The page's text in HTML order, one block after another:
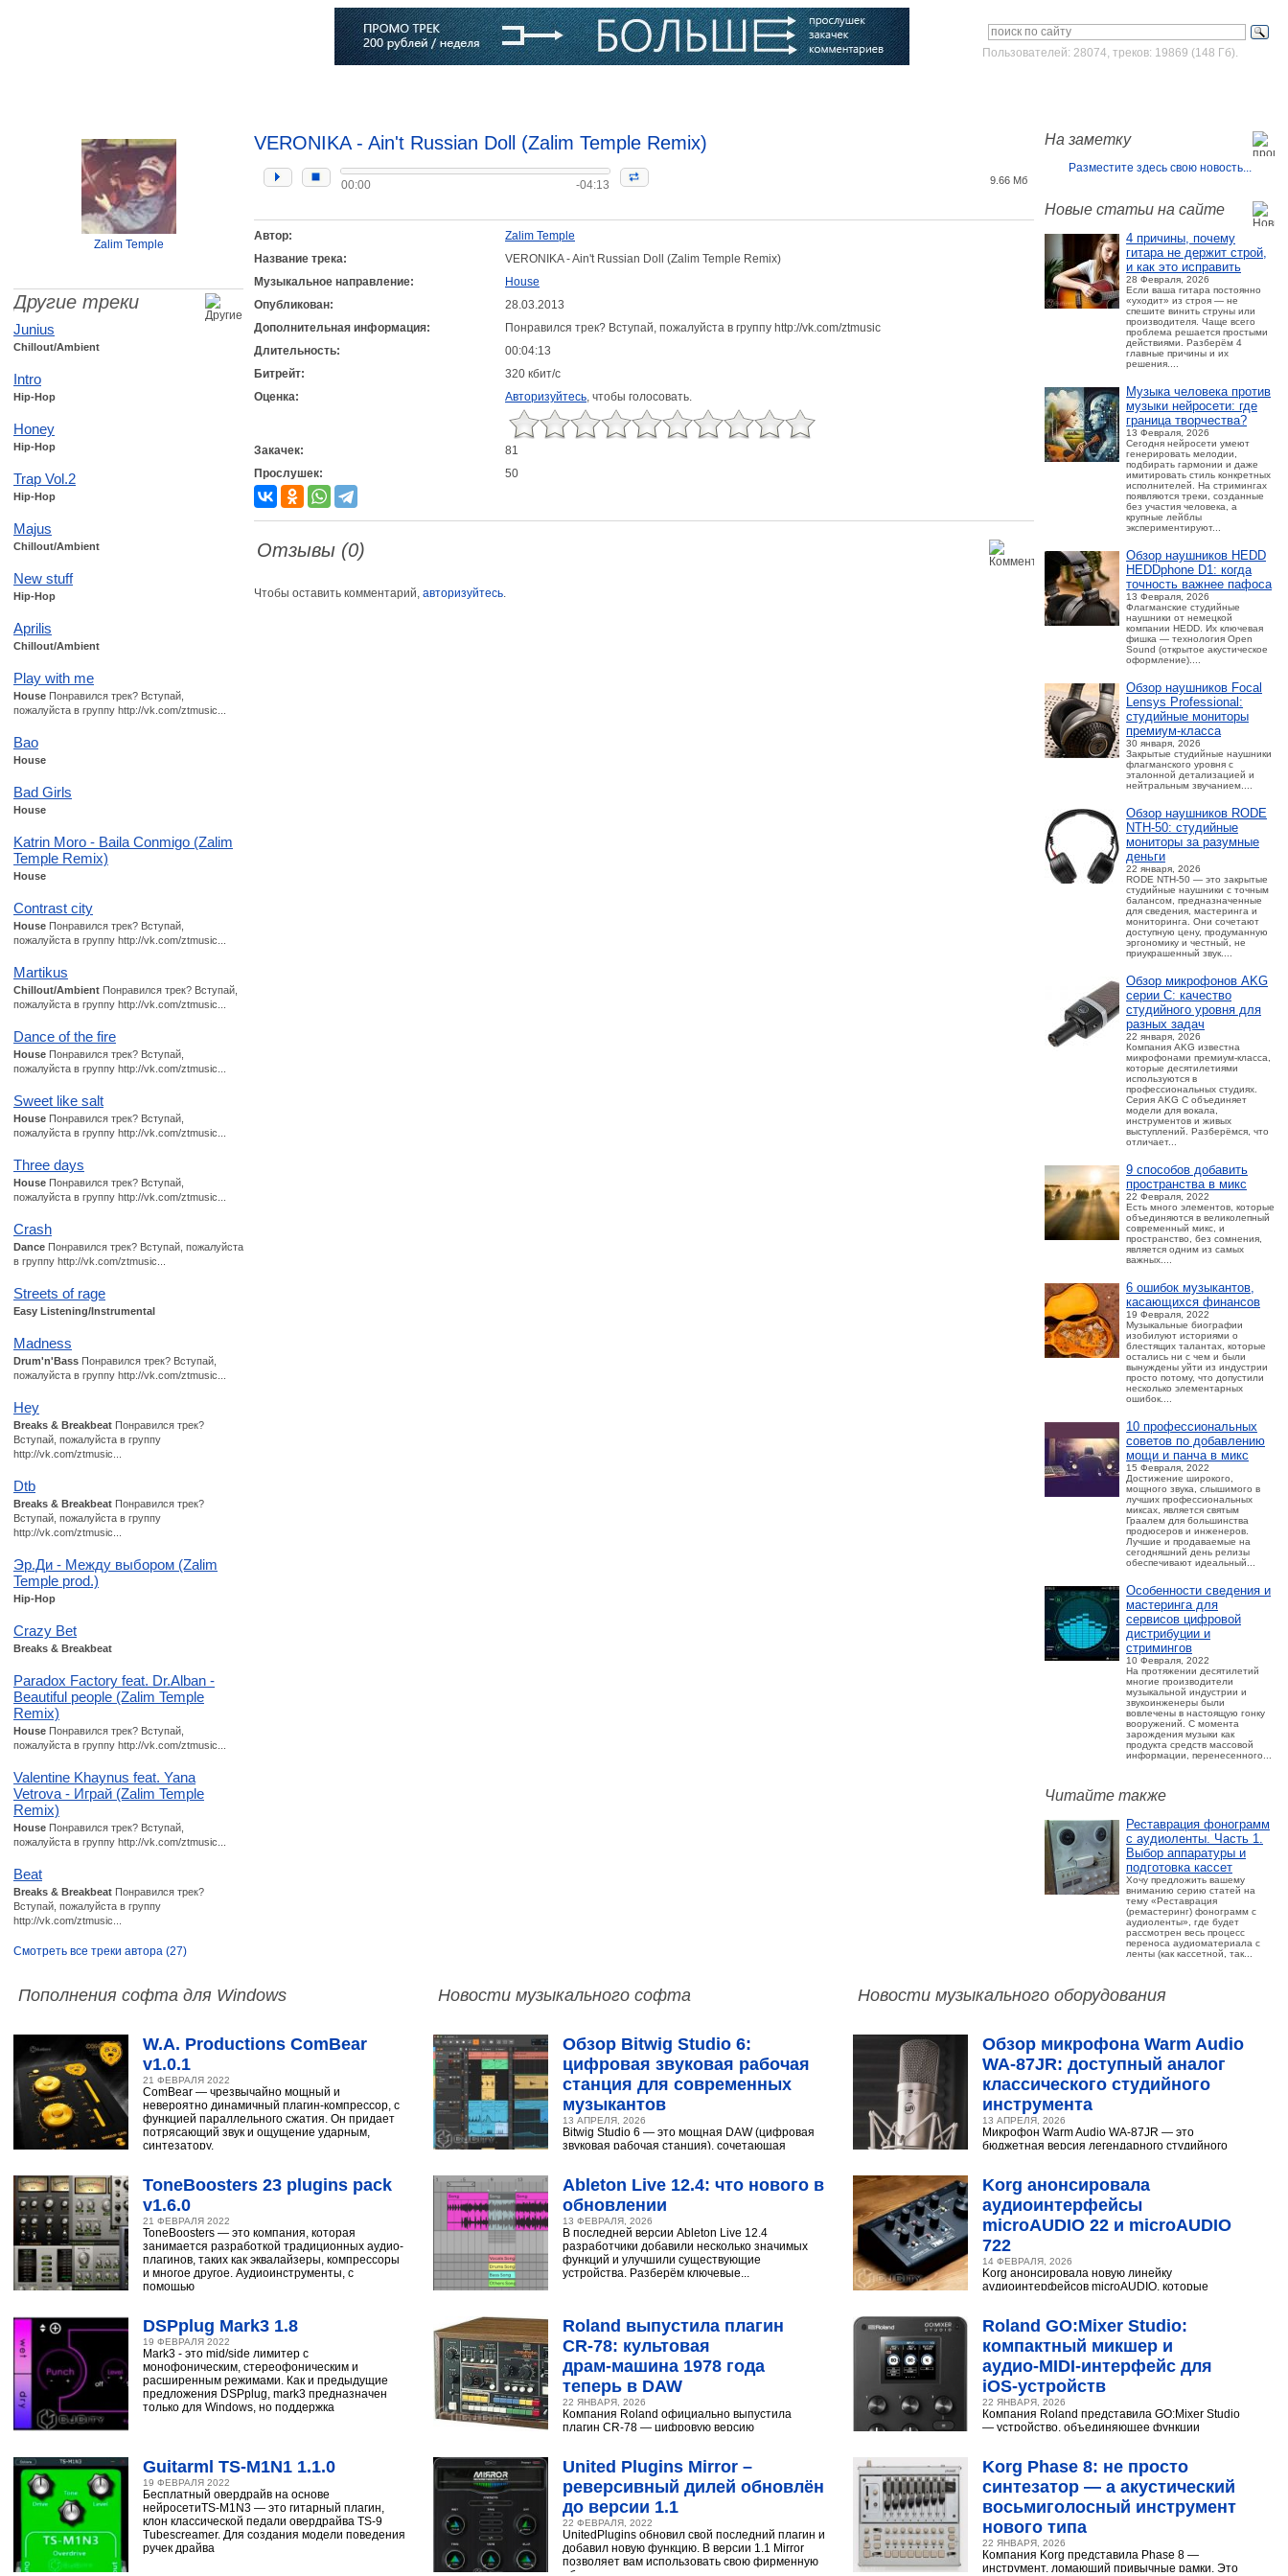
Пользователей: 28074, треков: 19869 (148 Гб).
На заметку
Разместите здесь свою новость...
Новые статьи на сайте
4 причины, почему
гитара не держит строй,
и как это исправить
28 Февраля, 2026
Если ваша гитара постоянно
«уходит» из строя — не
спешите винить струны или
производителя. Чаще всего
проблема решается простыми
действиями. Разберём 4
главные причины и их
решения....
Музыка человека против
музыки нейросети: где
граница творчества?
13 Февраля, 2026
Сегодня нейросети умеют
генерировать мелодии,
подбирать гармонии и даже
имитировать стиль конкретных
исполнителей. На стримингах
появляются треки, созданные
без участия человека, а
крупные лейблы
экспериментируют...
Обзор наушников HEDD
HEDDphone D1: когда
точность важнее пафоса
13 Февраля, 2026
Флагманские студийные
наушники от немецкой
компании HEDD. Их ключевая
фишка — технология Open
Sound (открытое акустическое
оформление)....
Обзор наушников Focal
Lensys Professional:
студийные мониторы
премиум‑класса
30 января, 2026
Закрытые студийные наушники
флагманского уровня с
эталонной детализацией и
нейтральным звучанием....
Обзор наушников RODE
NTH-50: студийные
мониторы за разумные
деньги
22 января, 2026
RODE NTH-50 — это закрытые
студийные наушники с точным
балансом, предназначенные
для сведения, мастеринга и
мониторинга. Они сочетают
доступную цену, продуманную
эргономику и честный, не
приукрашенный звук....
Обзор микрофонов AKG
серии C: качество
студийного уровня для
разных задач
22 января, 2026
Компания AKG известна
микрофонами премиум-класса,
которые десятилетиями
используются в
профессиональных студиях.
Серия AKG C объединяет
модели для вокала,
инструментов и живых
выступлений. Разберёмся, что
отличает...
9 способов добавить
пространства в микс
22 Февраля, 2022
Есть много элементов, которые
объединяются в великолепный
современный микс, и
пространство, без сомнения,
является одним из самых
важных....
6 ошибок музыкантов,
касающихся финансов
19 Февраля, 2022
Музыкальные биографии
изобилуют историями о
блестящих талантах, которые
остались ни с чем и были
вынуждены уйти из индустрии
просто потому, что допустили
несколько элементарных
ошибок....
10 профессиональных
советов по добавлению
мощи и панча в микс
15 Февраля, 2022
Достижение широкого,
мощного звука, слышимого в
лучших профессиональных
миксах, является святым
Граалем для большинства
продюсеров и инженеров.
Лучшие и продаваемые на
сегодняшний день релизы
обеспечивают идеальный...
Особенности сведения и
мастеринга для
сервисов цифровой
дистрибуции и
стримингов
10 Февраля, 2022
На протяжении десятилетий
многие производители
музыкальной индустрии и
звукоинженеры были
вовлечены в настоящую гонку
вооружений. С момента
зарождения музыки как
продукта средств массовой
информации, перенесенного...
Читайте также
Реставрация фонограмм
с аудиоленты. Часть 1.
Выбор аппаратуры и
подготовка кассет
Хочу предложить вашему
вниманию серию статей на
тему «Реставрация
(ремастеринг) фонограмм с
аудиоленты», где будет
рассмотрен весь процесс
переноса аудиоматериала с
ленты (как кассетной, так...
Zalim Temple
Другие треки
Junius
Chillout/Ambient
Intro
Hip-Hop
Honey
Hip-Hop
Trap Vol.2
Hip-Hop
Majus
Chillout/Ambient
New stuff
Hip-Hop
Aprilis
Chillout/Ambient
Play with me
House Понравился трек? Вступай,
пожалуйста в группу http://vk.com/ztmusic...
Bao
House
Bad Girls
House
Katrin Moro - Baila Conmigo (Zalim
Temple Remix)
House
Contrast city
House Понравился трек? Вступай,
пожалуйста в группу http://vk.com/ztmusic...
Martikus
Chillout/Ambient Понравился трек? Вступай,
пожалуйста в группу http://vk.com/ztmusic...
Dance of the fire
House Понравился трек? Вступай,
пожалуйста в группу http://vk.com/ztmusic...
Sweet like salt
House Понравился трек? Вступай,
пожалуйста в группу http://vk.com/ztmusic...
Three days
House Понравился трек? Вступай,
пожалуйста в группу http://vk.com/ztmusic...
Crash
Dance Понравился трек? Вступай, пожалуйста
в группу http://vk.com/ztmusic...
Streets of rage
Easy Listening/Instrumental
Madness
Drum'n'Bass Понравился трек? Вступай,
пожалуйста в группу http://vk.com/ztmusic...
Hey
Breaks & Breakbeat Понравился трек?
Вступай, пожалуйста в группу
http://vk.com/ztmusic...
Dtb
Breaks & Breakbeat Понравился трек?
Вступай, пожалуйста в группу
http://vk.com/ztmusic...
Эр.Ди - Между выбором (Zalim
Temple prod.)
Hip-Hop
Crazy Bet
Breaks & Breakbeat
Paradox Factory feat. Dr.Alban -
Beautiful people (Zalim Temple
Remix)
House Понравился трек? Вступай,
пожалуйста в группу http://vk.com/ztmusic...
Valentine Khaynus feat. Yana
Vetrova - Играй (Zalim Temple
Remix)
House Понравился трек? Вступай,
пожалуйста в группу http://vk.com/ztmusic...
Beat
Breaks & Breakbeat Понравился трек?
Вступай, пожалуйста в группу
http://vk.com/ztmusic...
Смотреть все треки автора (27)
9.66 Мб
VERONIKA - Ain't Russian Doll (Zalim Temple Remix)
00:00 -04:13
Автор:
Zalim Temple
Название трека:
VERONIKA - Ain't Russian Doll (Zalim Temple Remix)
Музыкальное направление:
House
Опубликован:
28.03.2013
Дополнительная информация:
Понравился трек? Вступай, пожалуйста в группу http://vk.com/ztmusic
Длительность:
00:04:13
Битрейт:
320 кбит/с
Оценка:
Авторизуйтесь, чтобы голосовать.
Закачек:
81
Прослушек:
50
Отзывы (0)
Чтобы оставить комментарий, авторизуйтесь.
Пополнения софта для Windows
W.A. Productions ComBear
v1.0.1
21 ФЕВРАЛЯ 2022
ComBear — чрезвычайно мощный и
невероятно динамичный плагин-компрессор, с
функцией параллельного сжатия. Он придает
потрясающий звук и ощущение ударным,
синтезатору,
ToneBoosters 23 plugins pack
v1.6.0
21 ФЕВРАЛЯ 2022
ToneBoosters — это компания, которая
занимается разработкой традиционных аудио-
плагинов, таких как эквалайзеры, компрессоры
и многое другое. Аудиоинструменты, с
помощью
DSPplug Mark3 1.8
19 ФЕВРАЛЯ 2022
Mark3 - это mid/side лимитер с
монофоническим, стереофоническим и
расширенным режимами. Как и предыдущие
предложения DSPplug, mark3 предназначен
только для Windows, но поддержка
Guitarml TS-M1N1 1.1.0
19 ФЕВРАЛЯ 2022
Бесплатный овердрайв на основе
нейросетиTS-M1N3 — это гитарный плагин,
клон классической педали овердрайва TS-9
Tubescreamer. Для создания модели поведения
ручек драйва
Новости музыкального софта
Обзор Bitwig Studio 6:
цифровая звуковая рабочая
станция для современных
музыкантов
13 АПРЕЛЯ, 2026
Bitwig Studio 6 — это мощная DAW (цифровая
звуковая рабочая станция), сочетающая
Ableton Live 12.4: что нового в
обновлении
13 ФЕВРАЛЯ, 2026
В последней версии Ableton Live 12.4
разработчики добавили несколько значимых
функций и улучшили существующие
устройства. Разберём ключевые...
Roland выпустила плагин
CR‑78: культовая
драм‑машина 1978 года
теперь в DAW
22 ЯНВАРЯ, 2026
Компания Roland официально выпустила
плагин CR-78 — цифровую версию
United Plugins Mirror –
реверсивный дилей обновлён
до версии 1.1
22 ФЕВРАЛЯ, 2022
UnitedPlugins обновил свой последний плагин и
добавил новую функцию. В версии 1.1 Mirror
позволяет вам использовать свою фирменную
Новости музыкального оборудования
Обзор микрофона Warm Audio
WA‑87JR: доступный аналог
классического студийного
инструмента
13 АПРЕЛЯ, 2026
Микрофон Warm Audio WA‑87JR — это
бюджетная версия легендарного студийного
Korg анонсировала
аудиоинтерфейсы
microAUDIO 22 и microAUDIO
722
14 ФЕВРАЛЯ, 2026
Korg анонсировала новую линейку
аудиоинтерфейсов microAUDIO, которые
Roland GO:Mixer Studio:
компактный микшер и
аудио‑MIDI‑интерфейс для
iOS‑устройств
22 ЯНВАРЯ, 2026
Компания Roland представила GO:Mixer Studio
— устройство, объединяющее функции
Korg Phase 8: не просто
синтезатор — а акустический
восьмиголосный инструмент
нового типа
22 ЯНВАРЯ, 2026
Компания Korg представила Phase 8 —
инструмент, ломающий привычные рамки. Это